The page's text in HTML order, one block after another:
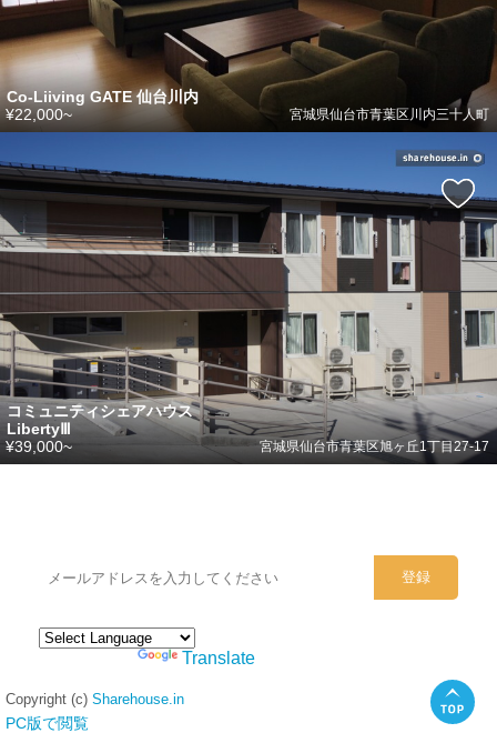
Co-Liiving GATE 仙台川内
宮城県仙台市青葉区川内三十人町
¥22,000~
コミュニティシェアハウス
LibertyⅢ
宮城県仙台市青葉区旭ヶ丘1丁目27-17
¥39,000~
Translate
Copyright (c) Sharehouse.in
PC版で閲覧